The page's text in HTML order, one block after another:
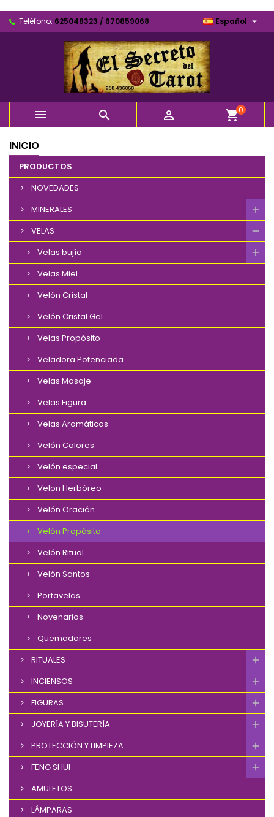
Teléfono: 625048323 / 670859068 Español 
   shopping_cart0
INICIO
PRODUCTOS
NOVEDADES
MINERALES
VELAS
Velas bujía
Velas Miel
Velón Cristal
Velón Cristal Gel
Velas Propósito
Veladora Potenciada
Velas Masaje
Velas Figura
Velas Aromáticas
Velón Colores
Velón especial
Velon Herbóreo
Velón Oración
Velón Propósito
Velón Ritual
Velón Santos
Portavelas
Novenarios
Quemadores
RITUALES
INCIENSOS
FIGURAS
JOYERÍA Y BISUTERÍA
PROTECCIÓN Y LIMPIEZA
FENG SHUI
AMULETOS
LÁMPARAS